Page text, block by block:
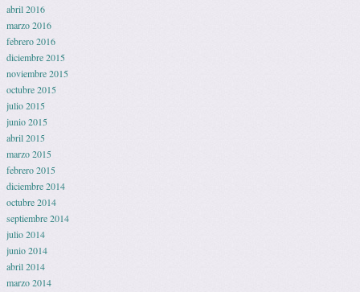
abril 2016
marzo 2016
febrero 2016
diciembre 2015
noviembre 2015
octubre 2015
julio 2015
junio 2015
abril 2015
marzo 2015
febrero 2015
diciembre 2014
octubre 2014
septiembre 2014
julio 2014
junio 2014
abril 2014
marzo 2014